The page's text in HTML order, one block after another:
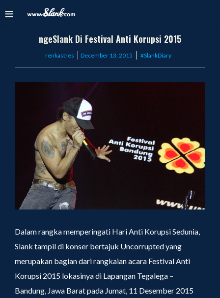
ngeSlank Di Festival Anti Korupsi 2015
renkastres
Posted
December 13, 2015 #SlankDiary
Dalam rangka memperingati Hari Anti Korupsi Sedunia,
Slank tampil di konser bertajuk Uncorrupted yang
merupakan bagian dari rangkaian acara Festival Anti
Korupsi 2015 lokasinya di Lapangan Tegalega –
Bandung, Jawa Barat pada Jumat, 11 Desember 2015